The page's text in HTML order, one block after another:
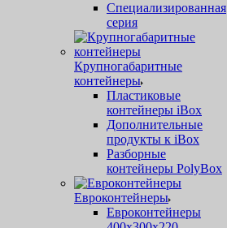
Специализированная
серия
Крупногабаритные
контейнеры
Пластиковые
контейнеры iBox
Дополнительные
продукты к iBox
Разборные
контейнеры PolyBox
Евроконтейнеры
Евроконтейнеры